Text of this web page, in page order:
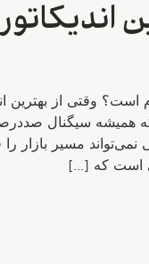
همیشه سیگنال
نمی‌تواند مسیر بازار